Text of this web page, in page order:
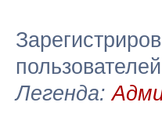
пользователей
Легенда: